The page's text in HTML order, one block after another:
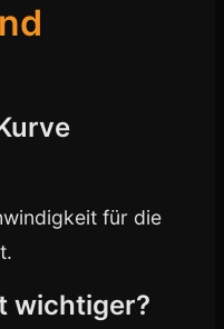
für die
wichtiger?